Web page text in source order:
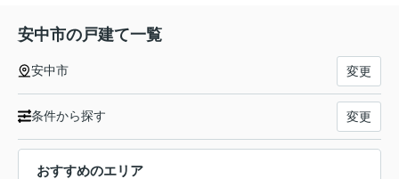
安中市の戸建て一覧
安中市 変更
条件から探す 変更
おすすめのエリア